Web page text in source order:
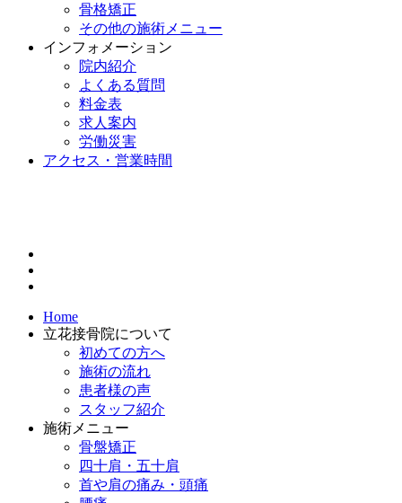
骨格矯正
その他の施術メニュー
インフォメーション
院内紹介
よくある質問
料金表
求人案内
労働災害
アクセス・営業時間
Home
立花接骨院について
初めての方へ
施術の流れ
患者様の声
スタッフ紹介
施術メニュー
骨盤矯正
四十肩・五十肩
首や肩の痛み・頭痛